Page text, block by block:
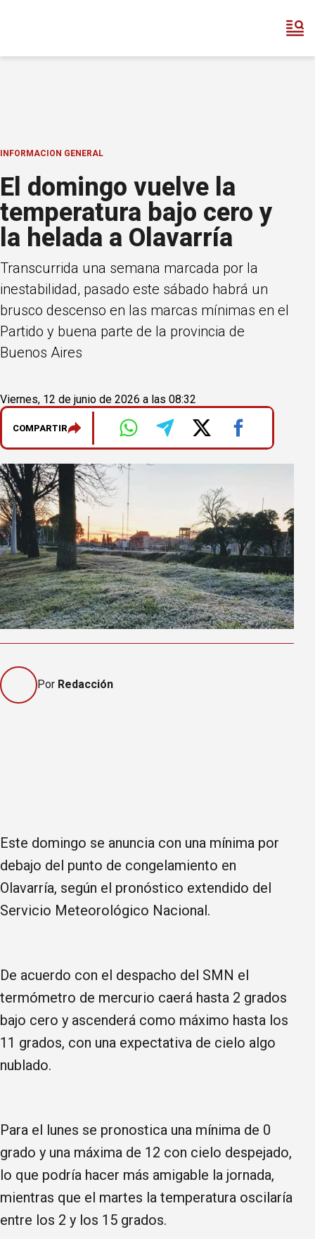
INFORMACION GENERAL
El domingo vuelve la
temperatura bajo cero y
la helada a Olavarría
Transcurrida una semana marcada por la
inestabilidad, pasado este sábado habrá un
brusco descenso en las marcas mínimas en el
Partido y buena parte de la provincia de
Buenos Aires
Viernes, 12 de junio de 2026 a las 08:32
COMPARTIR
Por Redacción
Este domingo se anuncia con una mínima por
debajo del punto de congelamiento en
Olavarría, según el pronóstico extendido del
Servicio Meteorológico Nacional.
De acuerdo con el despacho del SMN el
termómetro de mercurio caerá hasta 2 grados
bajo cero y ascenderá como máximo hasta los
11 grados, con una expectativa de cielo algo
nublado.
Para el lunes se pronostica una mínima de 0
grado y una máxima de 12 con cielo despejado,
lo que podría hacer más amigable la jornada,
mientras que el martes la temperatura oscilaría
entre los 2 y los 15 grados.